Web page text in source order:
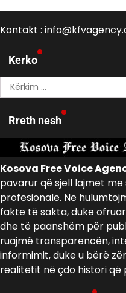
Kontakt :
Kerko
Kërko
për:
Rreth nesh
Kosova Free Voice
pavarur që sjell lajmet
profesionale. Ne
fakte të sakta, duke
dhe të paanshëm për
ruajmë transparencën,
informimit, duke u bërë
realitetit në çdo histori që